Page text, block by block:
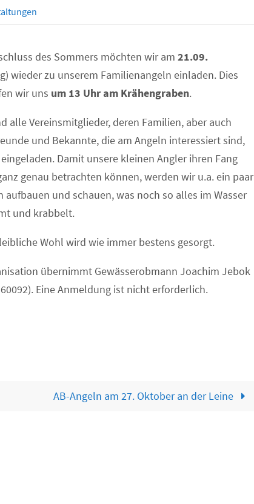
des Sommers möchten wir am 21.09.
wieder zu unserem Familienangeln einladen. Dies
wir uns um 13 Uhr am Krähengraben.
alle Vereinsmitglieder, deren Familien, aber auch
und Bekannte, die am Angeln interessiert sind,
Damit unsere kleinen Angler ihren Fang
genau betrachten können, werden wir u.a. ein paar
aufbauen und schauen, was noch so alles im Wasser
und krabbelt.
Wohl wird wie immer bestens gesorgt.
übernimmt Gewässerobmann Joachim Jebok
Eine Anmeldung ist nicht erforderlich.
AB-Angeln am 27. Oktober an der Leine